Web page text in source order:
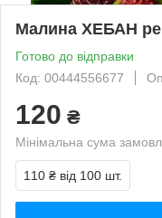
Малина ХЕБАН
Готово до відправки
Код: 00444556677
120 ₴
Мінімальна сума
110 ₴ від 100 шт.